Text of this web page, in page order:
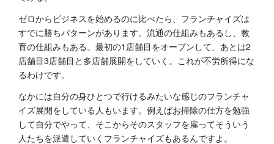
ゼロからビジネスを始めるのに比べたら、フランチャイズは
すでに勝ちパターンがあります。流通の仕組みもあるし、教
育の仕組みもある。最初の1店舗目をオープンして、あとは2
店舗目3店舗目と多店舗展開をしていく。これが不労所得にな
るわけです。
なかには自分の身ひとつで行けるみたいな感じのフランチャ
イズ展開をしている人もいます。例えばお掃除の仕方を勉強
して自分でやって、そこからそのスタッフを雇ってそういう
人たちを派遣していくフランチャイズもあるんですよ。